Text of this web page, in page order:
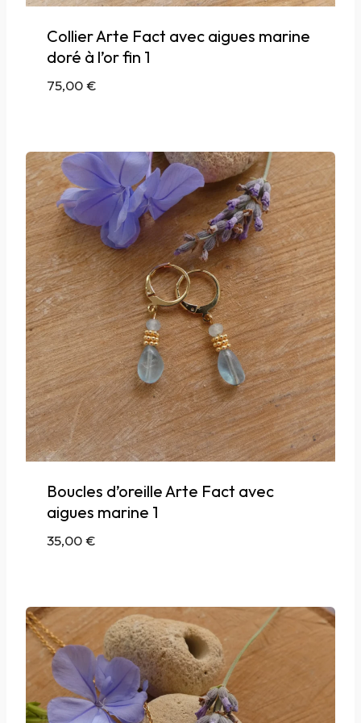
Collier Arte Fact avec aigues marine
doré à l’or fin 1
75,00€
Boucles d’oreille Arte Fact avec
aigues marine 1
35,00€